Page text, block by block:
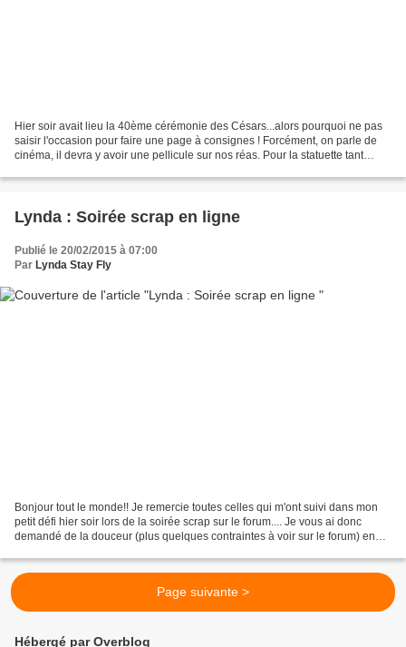
Hier soir avait lieu la 40ème cérémonie des Césars...alors pourquoi ne pas
saisir l'occasion pour faire une page à consignes ! Forcément, on parle de
cinéma, il devra y avoir une pellicule sur nos réas. Pour la statuette tant
Lynda : Soirée scrap en ligne
Publié le 20/02/2015 à 07:00
Par Lynda Stay Fly
Bonjour tout le monde!! Je remercie toutes celles qui m'ont suivi dans mon
petit défi hier soir lors de la soirée scrap sur le forum.... Je vous ai donc
demandé de la douceur (plus quelques contraintes à voir sur le forum) en
Page suivante >
Hébergé par Overblog